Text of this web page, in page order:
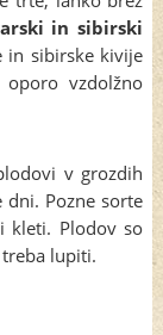
in sibirski
in sibirske kivije
vzdolžno
v grozdih
Pozne sorte
kleti. Plodov so
lupiti.